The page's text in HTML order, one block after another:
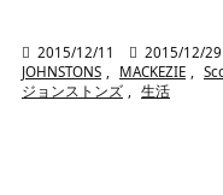
 2015/12/11  2015/12/29
JOHNSTONS
MACKEZIE
ジョンストンズ
生活